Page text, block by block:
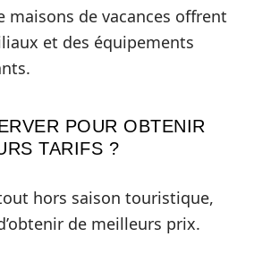
maisons de vacances offrent
et des équipements
POUR OBTENIR
TARIFS ?
hors saison touristique,
de meilleurs prix.